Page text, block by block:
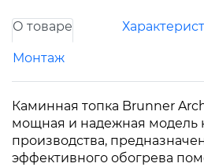
О товаре
Монтаж
Каминная топка Brunner
мощная и надежная модель
производства,
эффективного обогрева